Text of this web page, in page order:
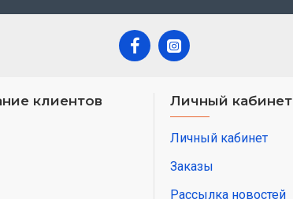
клиентов Личный кабинет
Личный кабинет
Заказы
Рассылка новостей